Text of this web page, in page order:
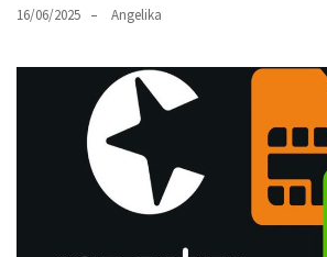
16/06/2025 Angelika